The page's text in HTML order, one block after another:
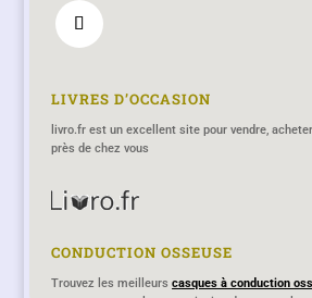
LIVRES D’OCCASION
livro.fr est un excellent site pour vendre,
près de chez vous
CONDUCTION OSSEUSE
Trouvez les meilleurscasques à conduction
Lecritoire-des-muses.fr remplace